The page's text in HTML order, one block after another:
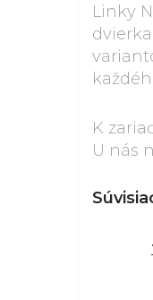
Linky
K
U nás